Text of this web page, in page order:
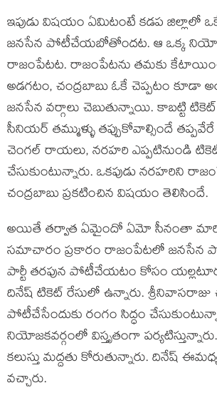
ఇపుడు విషయం ఏమిటంటే కడప జిల్లాలో
జనసేన పోటీచేయబోతోందట. ఆ ఒక్క
రాజంపేటట. రాజంపేటను తమకు
అడగటం, చంద్రబాబు ఓకే చెప్పటం
జనసేన వర్గాలు చెబుతున్నాయి. కాబట్టి
సీనియర్ తమ్ముళ్ళు తప్పుకోవాల్సిందే
చెంగల్ రాయలు, నరహరి ఎప్పటినుండి
చేసుకుంటున్నారు. ఒకపుడు నరహరిని
చంద్రబాబు ప్రకటించిన విషయం తెలిసిందే.
అయితే తర్వాత ఏమైందో ఏమో సీనంతా
సమాచారం ప్రకారం రాజంపేటలో
పార్టీ తరపున పోటీచేయటం కోసం
దినేష్ టికెట్ రేసులో ఉన్నారు.
పోటీచేసేందుకు రంగం సిద్ధం
నియోజకవర్గంలో విస్తృతంగా
కలుస్తు మద్దతు కోరుతున్నారు. దినేష్
వచ్చారు.